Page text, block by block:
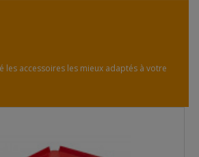
les accessoires les mieux adaptés à votre